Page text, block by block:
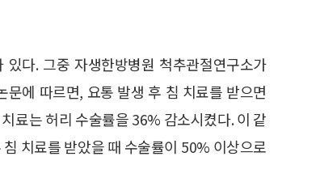
다. 그중 자생한방병원 척추관절연구소가
문에 따르면, 요통 발생 후 침 치료를 받으면
료는 허리 수술률을 36% 감소시켰다. 이 같
치료를 받았을 때 수술률이 50% 이상으로